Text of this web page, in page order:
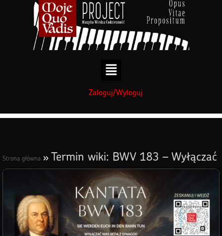
Zaloguj/Wyloguj
Strona główna » Termin wiki: BWV 183 – Wyłączać
was będą z synagog